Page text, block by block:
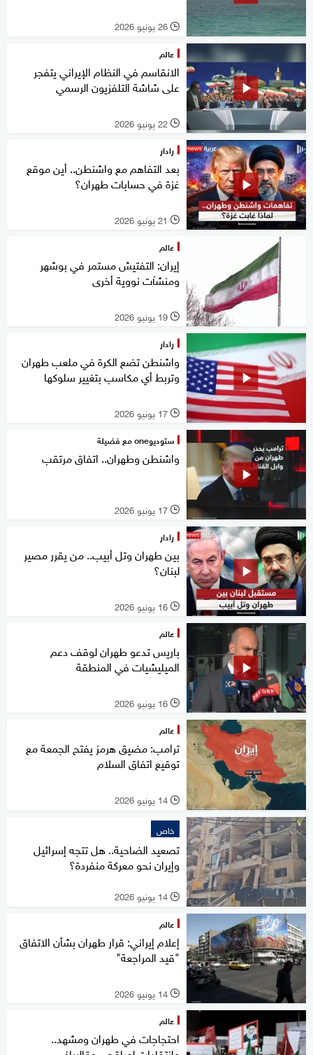
l 26 يونيو 2026
عالم
الانقاسم في النظام الإيراني يتفجر
على شاشة التلفزيون الرسمي
l 22 يونيو 2026
رادار
بعد التفاهم مع واشنطن.. أين موقع
غزة في حسابات طهران؟
l 21 يونيو 2026
عالم
إيران: التفتيش مستمر في بوشهر
ومنشآت نووية أخرى
l 19 يونيو 2026
رادار
واشنطن تضع الكرة في ملعب طهران
وتربط أي مكاسب بتغيير سلوكها
l 17 يونيو 2026
ستوديوone مع فضيلة
واشنطن وطهران.. اتفاق مرتقب
l 17 يونيو 2026
رادار
بين طهران وتل أبيب.. من يقرر مصير
لبنان؟
l 16 يونيو 2026
عالم
باريس تدعو طهران لوقف دعم
الميليشيات في المنطقة
l 16 يونيو 2026
عالم
ترامب: مضيق هرمز يفتح الجمعة مع
توقيع اتفاق السلام
l 14 يونيو 2026
خاص
تصعيد الضاحية.. هل تتجه إسرائيل
وإيران نحو معركة منفردة؟
l 14 يونيو 2026
عالم
إعلام إيراني: قرار طهران بشأن الاتفاق
"قيد المراجعة"
l 14 يونيو 2026
عالم
احتجاجات في طهران ومشهد..